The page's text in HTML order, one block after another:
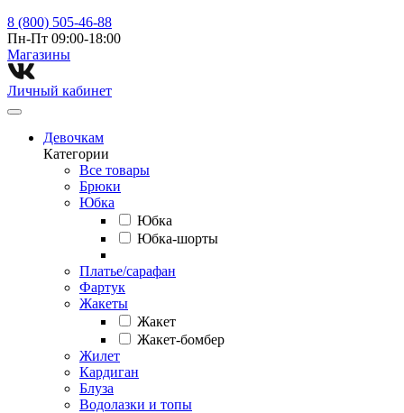
8 (800) 505-46-88
Пн-Пт 09:00-18:00
Магазины⁠
Личный кабинет
Девочкам
Категории
Все товары
Брюки
Юбка
Юбка
Юбка-шорты
Платье/сарафан
Фартук
Жакеты
Жакет
Жакет-бомбер
Жилет
Кардиган
Блуза
Водолазки и топы